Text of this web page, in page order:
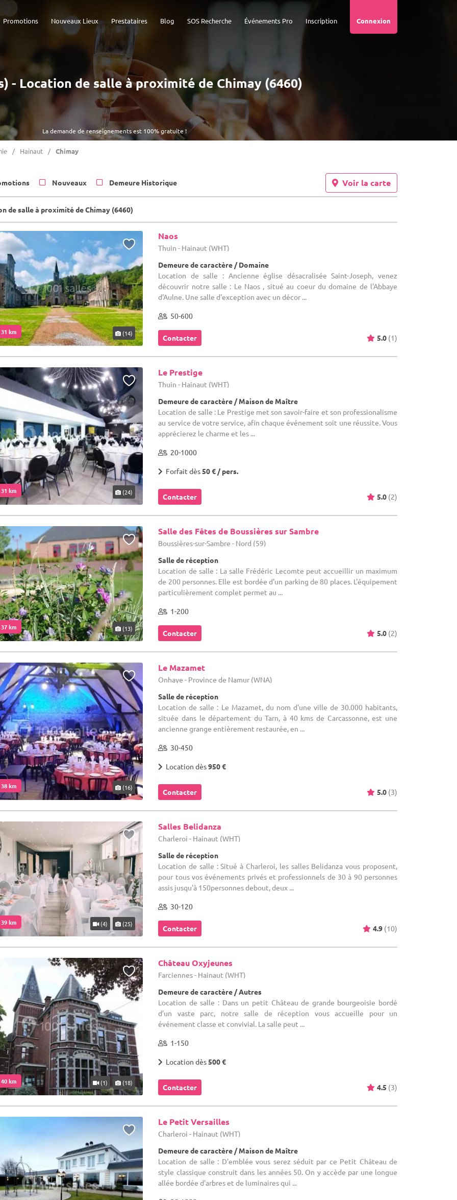
Connexion
Inscription
Événements Pro
SOS Recherche
Blog
Prestataires
Nouveaux Lieux
Promotions
La demande de renseignements est 100% gratuite !
- Location de salle à proximité de Chimay (6460)
Hainaut Chimay
Nouveaux Demeure Historique Voir la carte
de salle à proximité de Chimay (6460)
km (14)
Naos
Thuin - Hainaut (WHT)
Demeure de caractère / Domaine
Location de salle : Ancienne église désacralisée Saint-Joseph, venez
découvrir notre salle : Le Naos , situé au coeur du domaine de l'Abbaye
d'Aulne. Une salle d'exception avec un décor ...
50-600
Contacter 5.0 (1)
km (24)
Le Prestige
Thuin - Hainaut (WHT)
Demeure de caractère / Maison de Maître
Location de salle : Le Prestige met son savoir-faire et son professionalisme
au service de votre service, afin chaque événement soit une réussite. Vous
apprécierez le charme et les ...
20-1000
Forfait dès50 € / pers.
Contacter 5.0 (2)
km (13)
Salle des Fêtes de Boussières sur Sambre
Boussières-sur-Sambre - Nord (59)
Salle de réception
Location de salle : La salle Frédéric Lecomte peut accueillir un maximum
de 200 personnes. Elle est bordée d'un parking de 80 places. L'équipement
particulièrement complet permet au ...
1-200
Contacter 5.0 (2)
km (16)
Le Mazamet
Onhaye - Province de Namur (WNA)
Salle de réception
Location de salle : Le Mazamet, du nom d'une ville de 30.000 habitants,
située dans le département du Tarn, à 40 kms de Carcassonne, est une
ancienne grange entièrement restaurée, en ...
30-450
Location dès950 €
Contacter 5.0 (3)
km (4) (25)
Salles Belidanza
Charleroi - Hainaut (WHT)
Salle de réception
Location de salle : Situé à Charleroi, les salles Belidanza vous proposent,
pour tous vos événements privés et professionnels de 30 à 90 personnes
assis jusqu'à 150personnes debout, deux ...
30-120
Contacter 4.9 (10)
km (1) (18)
Château Oxyjeunes
Farciennes - Hainaut (WHT)
Demeure de caractère / Autres
Location de salle : Dans un petit Château de grande bourgeoisie bordé
d’un vaste parc, notre salle de réception vous accueille pour un
événement classe et convivial. La salle peut ...
1-150
Location dès500 €
Contacter 4.5 (3)
Le Petit Versailles
Charleroi - Hainaut (WHT)
Demeure de caractère / Maison de Maître
Location de salle : D'emblée vous serez séduit par ce Petit Château de
style classique construit dans les années 50. On y accède par une longue
allée bordée d'arbres et de luminaires qui ...